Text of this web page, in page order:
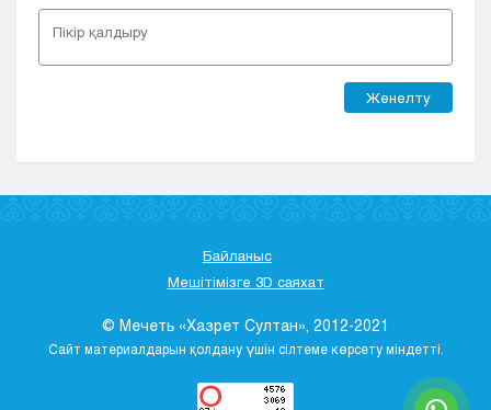
Жөнелту
Байланыс
Мешітімізге 3D саяхат
© Мечеть «Хазрет Султан», 2012-2021
Сайт материалдарын қолдану үшін сілтеме көрсету міндетті.